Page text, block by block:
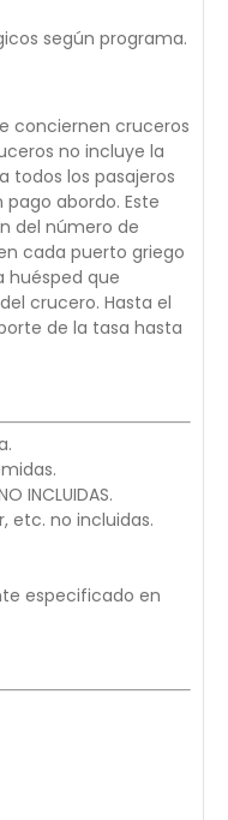
según programa.
conciernen cruceros
no incluye la
todos los pasajeros
abordo. Este
del número de
cada puerto griego
huésped que
crucero. Hasta el
de la tasa hasta
INCLUIDAS.
etc. no incluidas.
especificado en